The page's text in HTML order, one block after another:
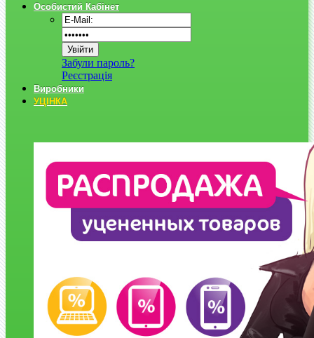
Особистий Кабінет
Забули пароль?
Реєстрація
Виробники
УЦІНКА